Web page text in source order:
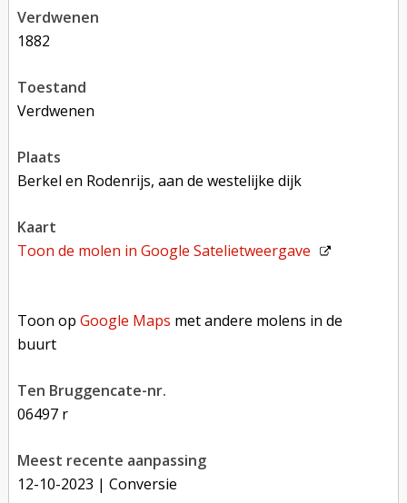
verdwenen
1882
toestand
verdwenen
plaats
Berkel en Rodenrijs, aan de westelijke dijk
kaart
Toon de molen inGoogle Satelietweergave
Toon opGoogle Maps met andere molens in de
buurt
Ten Bruggencate-nr.
06497 r
Meest recente aanpassing
12-10-2023 | Conversie